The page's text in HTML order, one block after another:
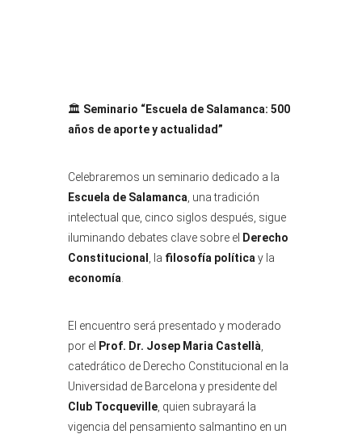
🏛️ Seminario “Escuela de Salamanca: 500
años de aporte y actualidad”
Celebraremos un seminario dedicado a la
Escuela de Salamanca , una tradición
intelectual que, cinco siglos después, sigue
iluminando debates clave sobre el Derecho
Constitucional
, la filosofía política y la
economía
El encuentro será presentado y moderado
por el Prof. Dr. Josep Maria Castellà
catedrático de Derecho Constitucional en la
Universidad de Barcelona y presidente del
Club Tocqueville , quien subrayará la
vigencia del pensamiento salmantino en un